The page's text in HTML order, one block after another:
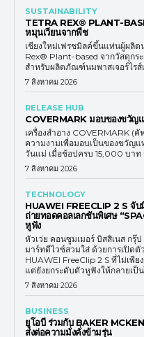
SUSTAINABILITY
TETRA REX® PLANT-
หมุนเวียนจากพืช
เชียงใหม่เฟรชมิลค์ขึ้นแท่นผู้ผลิต
Rex® Plant-based จากวัสดุก
สำหรับผลิตภัณฑ์นมพาสเจอร์ไร
7 สิงหาคม 2026
RELEASE HUB
COVERMARK มอบของขวัญ
เครื่องสำอาง COVERMARK (
ความงามเพื่อมอบเป็นของขวัญ
วันแม่ เมื่อช้อปครบ 15,000 บา
7 สิงหาคม 2026
TECHNOLOGY
HUAWEI FREECLIP 2 S จั
ถ่ายทอดคอลเลกชันพิเศษ
หูฟัง
หัวเว่ย คอนซูมเมอร์ บิสสิเนส กรุ๊
มาร์ทดีไวซ์สวมใส่ ด้วยการเปิด
HUAWEI FreeClip 2 S ที่ไม่เพี
แต่ยังยกระดับตัวหูฟังให้กลายเ
7 สิงหาคม 2026
BUSINESS
ยูโอบี ร่วมกับ BAKER
ส่งต่อความมั่งคั่งข้ามรุ่น